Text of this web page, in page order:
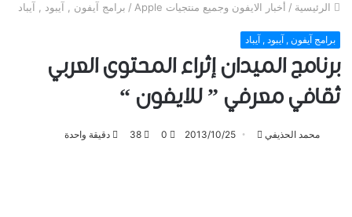
الرئيسية / أخبار الايفون وجميع منتجيات Apple / برامج آيفون , آيبود , آيباد
برامج آيفون , آيبود , آيباد
برنامج الميدان إثراء المحتوى العربي
ثقافي معرفي ” للايفون “
محمد الحذيفي 2013/10/25
0
38 دقيقة واحدة